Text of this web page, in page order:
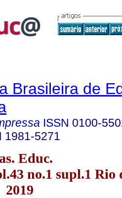
Brasileira de
ISSN 0100-
1981-5271
Educ.
no.1 supl.1 Rio